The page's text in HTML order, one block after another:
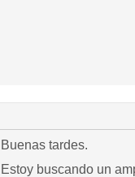
Buenas tardes.
Estoy buscando un